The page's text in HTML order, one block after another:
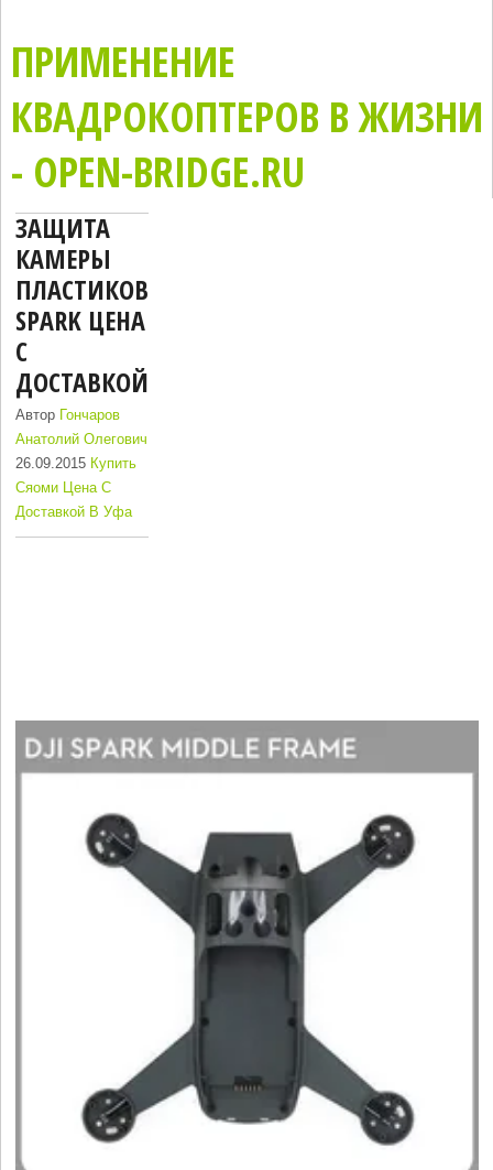
ПРИМЕНЕНИЕ
КВАДРОКОПТЕРОВ В ЖИЗНИ
- OPEN-BRIDGE.RU
ЗАЩИТА
КАМЕРЫ
ПЛАСТИКОВАЯ
SPARK ЦЕНА
С
ДОСТАВКОЙ
Автор Гончаров
Анатолий Олегович
26.09.2015 Купить
Сяоми Цена С
Доставкой В Уфа